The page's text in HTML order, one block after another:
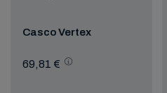
Casco Vertex
69,81 €